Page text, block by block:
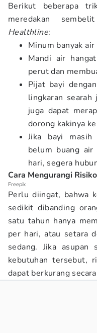
Berikut beberapa
meredakan
Healthline:
Minum banyak
Mandi air
perut dan
Pijat bayi
lingkaran
juga dapat
dorong kakinya
Jika bayi
belum buang
hari, segera
Cara Mengurangi
Freepik
Perlu diingat, bahwa
sedikit dibanding
satu tahun hanya
per hari, atau setara
sedang. Jika asupan
kebutuhan tersebut,
dapat berkurang